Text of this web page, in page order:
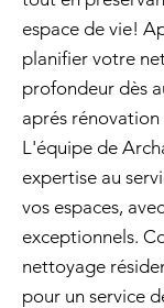
espace de vie!
planifier votre
profondeur dès
aprés rénovation
L'équipe de
expertise au
vos espaces,
exceptionnels.
nettoyage
pour un service